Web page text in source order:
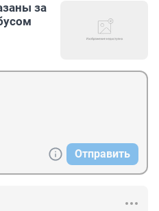
за
Отправить